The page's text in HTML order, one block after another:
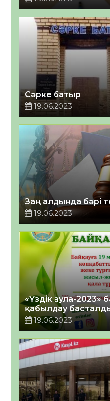
Сәрке батыр
19.06.2023
Заң алдында бәрі
19.06.2023
«Үздік аула-2023»
қабылдау
19.06.2023